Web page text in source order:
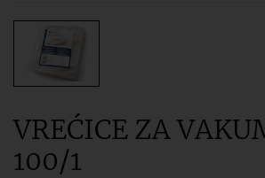
VREĆICE ZA
100/1